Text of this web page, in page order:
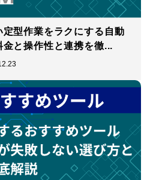
型作業をラクにする自動
と操作性と連携を徹...